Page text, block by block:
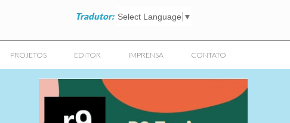
Select Language ▼
Tradutor:
PROJETOS EDITOR IMPRENSA CONTATO